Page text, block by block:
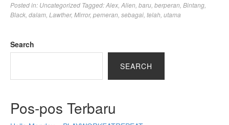
Posted in: Uncategorized Tagged:Alex Alien baru berperan Bintang
Black dalam Lawther, Mirror, pemeran sebagai telah utama
Search
SEARCH
Pos-pos Terbaru